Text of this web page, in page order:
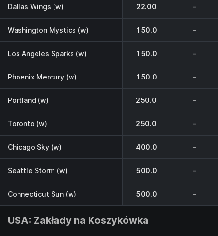
Dallas Wings (w) 22.00 -
Washington Mystics (w) 150.0 -
Los Angeles Sparks (w) 150.0 -
Phoenix Mercury (w) 150.0 -
Portland (w) 250.0 -
Toronto (w) 250.0 -
Chicago Sky (w) 400.0 -
Seattle Storm (w) 500.0 -
Connecticut Sun (w) 500.0 -
USA: Zakłady na Koszykówka